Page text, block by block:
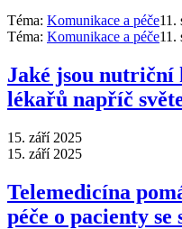
Téma: Komunikace a péče11.
Téma: Komunikace a péče11.
Jaké jsou nutriční
lékařů napříč
15. září 2025
15. září 2025
Telemedicína
péče o pacienty